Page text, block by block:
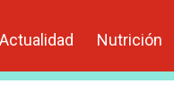
Actualidad Nutrición